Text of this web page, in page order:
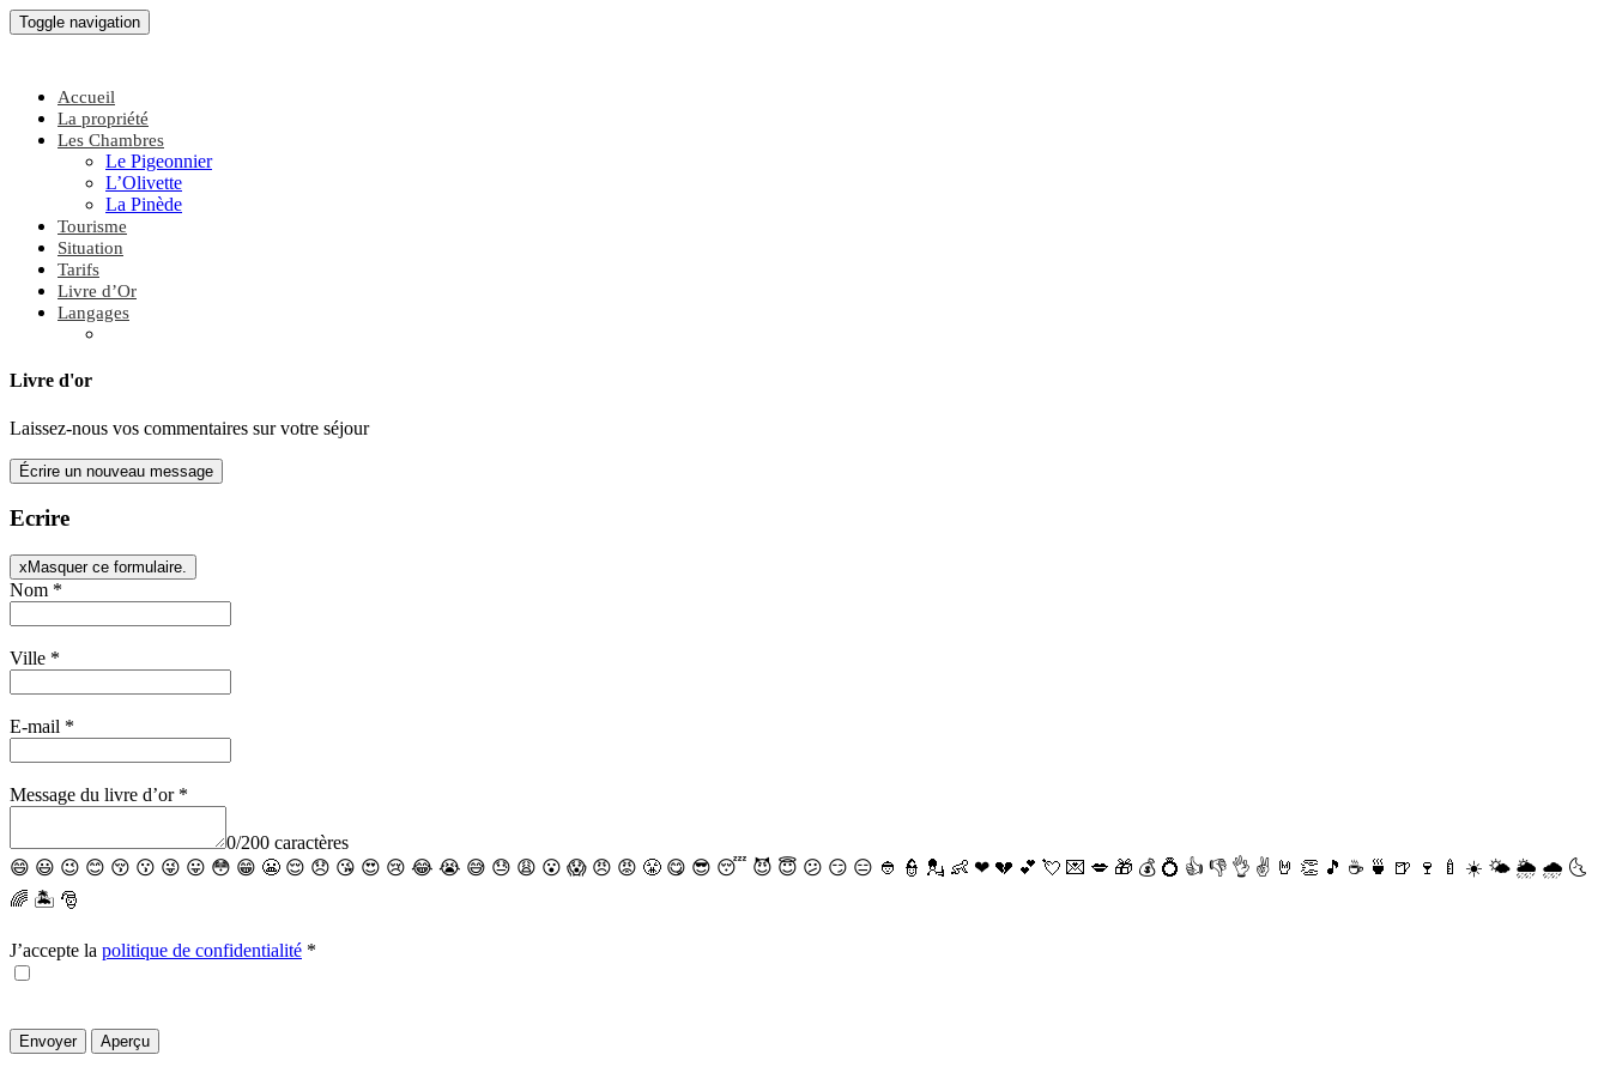
Toggle navigation
Accueil
La propriété
Les Chambres
Le Pigeonnier
L’Olivette
La Pinède
Tourisme
Situation
Tarifs
Livre d’Or
Langages
Livre d'or
Laissez-nous vos commentaires sur votre séjour
Ecrire
x Masquer ce formulaire.
Nom *
Ville *
E-mail *
Message du livre d’or *
0/200 caractères
😄 😃 😉 😊 😚 😗 😜 😛 😳 😁 😬 😌 😞 😘 😍 😢 😂 😭 😅 😓 😩 😮 😱 😠 😡 😤 😋 😎 😴 😈 😇 😕 😏 😑 👲 👮 💂 👶 ❤ 💔 💕 💘 💌 💋 🎁 💰 💍 👍 👎 👌 ✌️ 🤘 👏 🎵 ☕️ 🍵 🍺 🍷 🍼 ☀️ 🌤 🌦 🌧 🌜
🌈 🏝 🎅
J’accepte la politique de confidentialité *